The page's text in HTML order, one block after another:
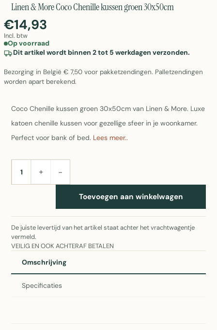
Linen & More Coco Chenille kussen groen 30x50cm
€14,93
Incl. btw
Op voorraad
Dit artikel wordt binnen 2 tot 5 werkdagen verzonden.
Bezorging in België € 7,50 voor pakketzendingen. Palletzendingen
worden apart berekend.
Coco Chenille kussen groen 30x50cm van Linen & More. Luxe
katoen chenille kussen voor gezellige sfeer in je woonkamer.
Perfect voor bank of bed. Lees meer..
AANTAL+ −
Toevoegen aan winkelwagen
De juiste levertijd van het artikel staat achter het vrachtwagentje
vermeld.
VEILIG EN OOK ACHTERAF BETALEN
Omschrijving
Specificaties